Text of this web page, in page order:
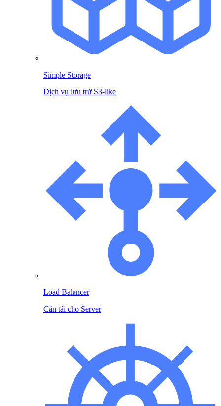
Simple Storage
Dịch vụ lưu trữ S3-like
Load Balancer
Cân tải cho Server